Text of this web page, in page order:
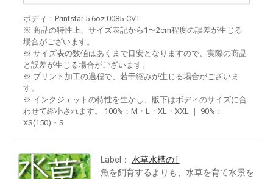
ボディ：Printstar 5.6oz 0085-CVT
※ 商品の特性上、サイズ表記から1〜2cm程度の誤差が生じる
場合がございます。
※ サイズ表の数値はあくまで目安となりますので、実際の商品
と誤差が生じる場合がございます。
※ プリント加工の過程で、若干縮みが生じる場合がございま
す。
※ インクジェットの特性を生かし、版下はボディのサイズに合
わせて縮小されます。 100%：M・L・XL・XXL ｜ 90%：
XS(150)・S
Label： 水草水槽のT
魚を飼育するよりも、水草を育て水景を